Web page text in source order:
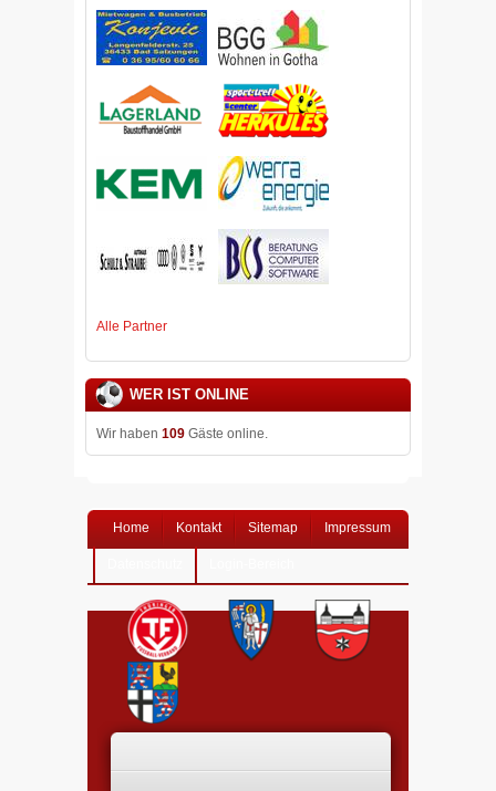
Alle Partner
WER IST ONLINE
Wir haben 109 Gäste online.
Home Kontakt Sitemap Impressum